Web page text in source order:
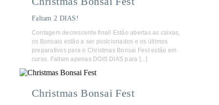
Faltam 2 DIAS!
Contagem decrescente final! Estão abertas as caixas,
os Bonsais estão a ser posicionados e os últimos
preparativos para o Christmas Bonsai Fest estão em
curso. Faltam apenas DOIS DIAS para [...]
Christmas Bonsai Fest